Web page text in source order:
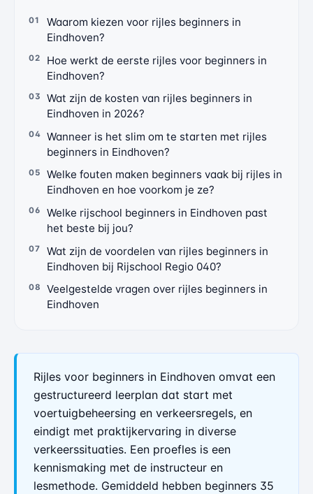
Waarom kiezen voor rijles beginners in
Eindhoven?
Hoe werkt de eerste rijles voor beginners in
Eindhoven?
Wat zijn de kosten van rijles beginners in
Eindhoven in 2026?
Wanneer is het slim om te starten met rijles
beginners in Eindhoven?
Welke fouten maken beginners vaak bij rijles in
Eindhoven en hoe voorkom je ze?
Welke rijschool beginners in Eindhoven past
het beste bij jou?
Wat zijn de voordelen van rijles beginners in
Eindhoven bij Rijschool Regio 040?
Veelgestelde vragen over rijles beginners in
Eindhoven
Rijles voor beginners in Eindhoven omvat een
gestructureerd leerplan dat start met
voertuigbeheersing en verkeersregels, en
eindigt met praktijkervaring in diverse
verkeerssituaties. Een proefles is een
kennismaking met de instructeur en
lesmethode. Gemiddeld hebben beginners 35